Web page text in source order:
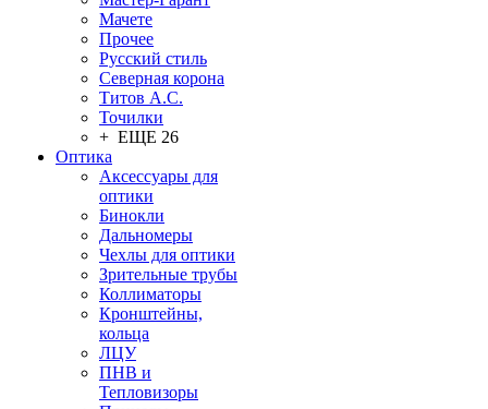
Мачете
Прочее
Русский стиль
Северная корона
Титов А.С.
Точилки
+ ЕЩЕ 26
Оптика
Аксессуары для
оптики
Бинокли
Дальномеры
Чехлы для оптики
Зрительные трубы
Коллиматоры
Кронштейны,
кольца
ЛЦУ
ПНВ и
Тепловизоры